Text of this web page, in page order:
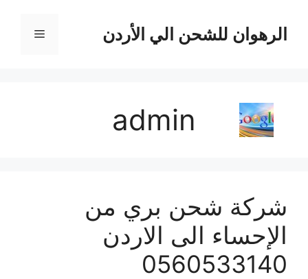
المحتوىالرهوان للشحن الي الأردن القائمة
admin
شركة شحن بري من
الإحساء الى الاردن
0560533140